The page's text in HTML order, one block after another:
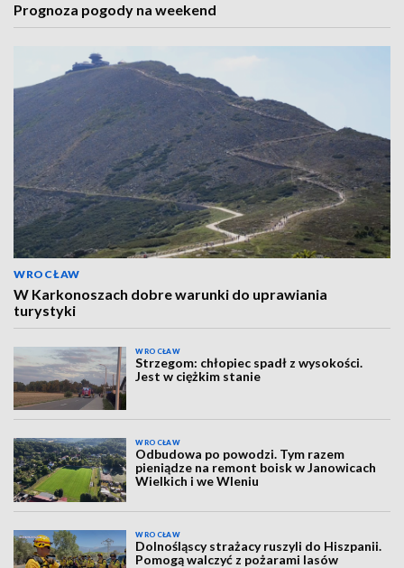
Prognoza pogody na weekend
WROCŁAW
W Karkonoszach dobre warunki do uprawiania
turystyki
WROCŁAW
Strzegom: chłopiec spadł z wysokości.
Jest w ciężkim stanie
WROCŁAW
Odbudowa po powodzi. Tym razem
pieniądze na remont boisk w Janowicach
Wielkich i we Wleniu
WROCŁAW
Dolnośląscy strażacy ruszyli do Hiszpanii.
Pomogą walczyć z pożarami lasów